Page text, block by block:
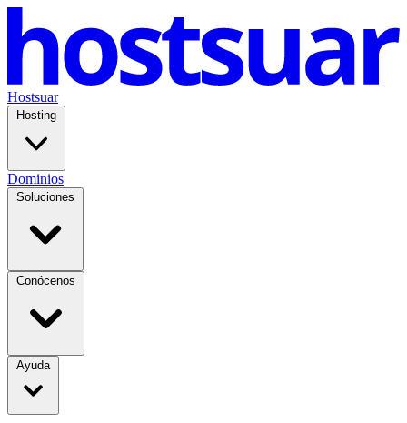
Hostsuar
Hosting
Dominios
Soluciones
Conócenos
Ayuda